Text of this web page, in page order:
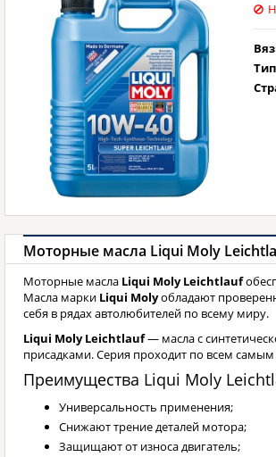
Моторные масла Liqui Moly
Моторные масла Liqui Moly Leichtlauf
Масла марки Liqui Molyобладают
себя в рядах автолюбителей по всему миру.
Liqui Moly Leichtlauf— масла с
присадками. Серия проходит по всем
Преимущества Liqui Moly
Универсальность применения;
Снижают трение деталей мотора;
Защищают от износа двигатель;